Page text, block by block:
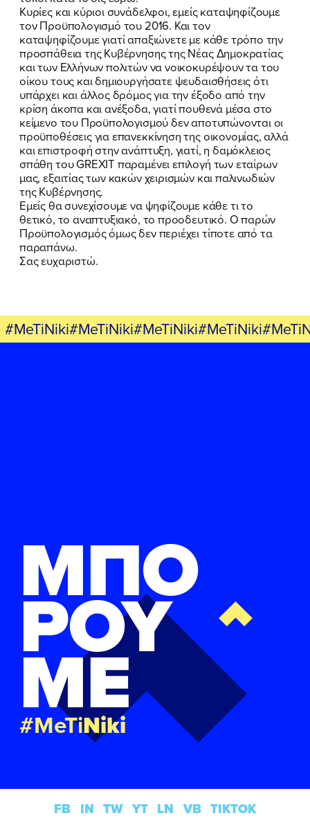
Κυρίες και κύριοι συνάδελφοι, εμείς καταψηφίζουμε
τον Προϋπολογισμό του 2016. Και τον
καταψηφίζουμε γιατί απαξιώνετε με κάθε τρόπο την
προσπάθεια της Κυβέρνησης της Νέας Δημοκρατίας
και των Ελλήνων πολιτών να νοικοκυρέψουν τα του
οίκου τους και δημιουργήσατε ψευδαισθήσεις ότι
υπάρχει και άλλος δρόμος για την έξοδο από την
κρίση άκοπα και ανέξοδα, γιατί πουθενά μέσα στο
κείμενο του Προϋπολογισμού δεν αποτυπώνονται οι
προϋποθέσεις για επανεκκίνηση της οικονομίας, αλλά
και επιστροφή στην ανάπτυξη, γιατί, η δαμόκλειος
σπάθη του GREXIT παραμένει επιλογή των εταίρων
μας, εξαιτίας των κακών χειρισμών και παλινωδιών
της Κυβέρνησης.
Εμείς θα συνεχίσουμε να ψηφίζουμε κάθε τι το
θετικό, το αναπτυξιακό, το προοδευτικό. Ο παρών
Προϋπολογισμός όμως δεν περιέχει τίποτε από τα
παραπάνω.
Σας ευχαριστώ.
ΜΠΟ
ΡΟΥ
ΜΕ
#MeTiNiki
FB IN TW YT LN VB TIKTOK